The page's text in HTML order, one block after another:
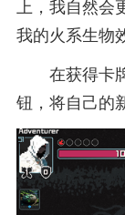
上，我自然会
我的火系生物
在获得卡
钮，将自己的